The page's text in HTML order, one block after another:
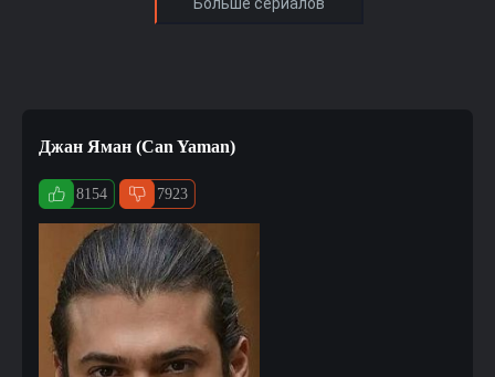
Джан Яман (Can Yaman)
8154 7923